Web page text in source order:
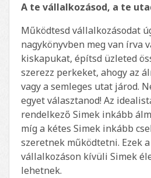
A te vállalkozásod, a te
Működtesd vállalkozásodat
nagykönyvben meg van írva
kiskapukat, építsd üzleted
szerezz perkeket, ahogy az
vagy a semleges utat járod.
egyet választanod! Az
rendelkező Simek inkább
míg a kétes Simek inkább
szeretnek működtetni. Ezek
vállalkozáson kívüli Simek
lehetnek.